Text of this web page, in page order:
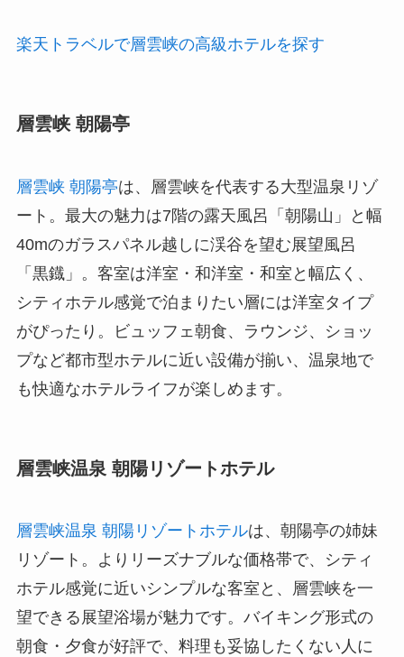
楽天トラベルで層雲峡の高級ホテルを探す
層雲峡 朝陽亭
層雲峡 朝陽亭は、層雲峡を代表する大型温泉リゾ
ート。最大の魅力は7階の露天風呂「朝陽山」と幅
40mのガラスパネル越しに渓谷を望む展望風呂
「黒鐡」。客室は洋室・和洋室・和室と幅広く、
シティホテル感覚で泊まりたい層には洋室タイプ
がぴったり。ビュッフェ朝食、ラウンジ、ショッ
プなど都市型ホテルに近い設備が揃い、温泉地で
も快適なホテルライフが楽しめます。
層雲峡温泉 朝陽リゾートホテル
層雲峡温泉 朝陽リゾートホテルは、朝陽亭の姉妹
リゾート。よりリーズナブルな価格帯で、シティ
ホテル感覚に近いシンプルな客室と、層雲峡を一
望できる展望浴場が魅力です。バイキング形式の
朝食・夕食が好評で、料理も妥協したくない人に